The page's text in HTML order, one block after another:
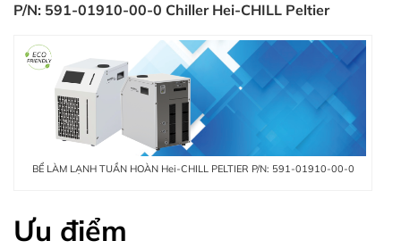
P/N: 591-01910-00-0 Chiller Hei-CHILL Peltier
BỂ LÀM LẠNH TUẦN HOÀN Hei-CHILL PELTIER P/N: 591-01910-00-0
Ưu điểm